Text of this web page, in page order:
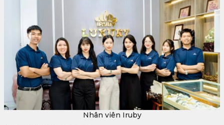
Nhân viên Iruby